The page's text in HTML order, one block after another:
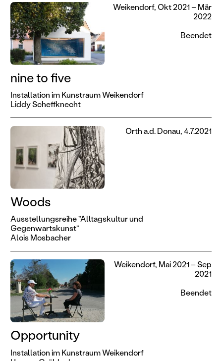
nine to five
Installation im Kunstraum Weikendorf
Liddy Scheffknecht
Weikendorf, Okt 2021 – Mär
2022
Beendet
Woods
Ausstellungsreihe "Alltagskultur und
Gegenwartskunst"
Alois Mosbacher
Orth a.d. Donau, 4.7.2021
Opportunity
Installation im Kunstraum Weikendorf
Weikendorf, Mai 2021 – Sep
2021
Beendet